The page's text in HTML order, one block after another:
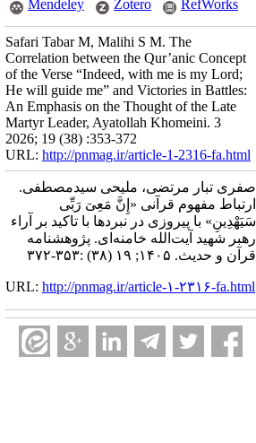
Mendeley
Zotero RefWorks
Safari Tabar M, Malihi S M. The
Correlation between the Qur’anic Concept
of the Verse “Indeed, with me is my Lord;
He will guide me” and Victories in Battles:
An Emphasis on the Thought of the Late
Martyr Leader, Ayatollah Khomeini. 3
2026; 19 (38) :353-372
URL: http://pnmag.ir/article-1-2316-fa.html
صفری تبار مرتضی، ملیحی سیدمصطفی.
ارتباط مفهوم قرآنی «إِنَّ مَعِیَ رَبِّی
سَیَهْدِینِ» با پیروزی در نبردها با تاکید بر آراء
رهبر شهید آیت‌الله خامنه‌ای. پژوهشنامه
قرآن و حدیث. ۱۴۰۵; ۱۹ (۳۸) :۳۵۳-۳۷۲
URL: http://pnmag.ir/article-۱-۲۳۱۶-fa.html